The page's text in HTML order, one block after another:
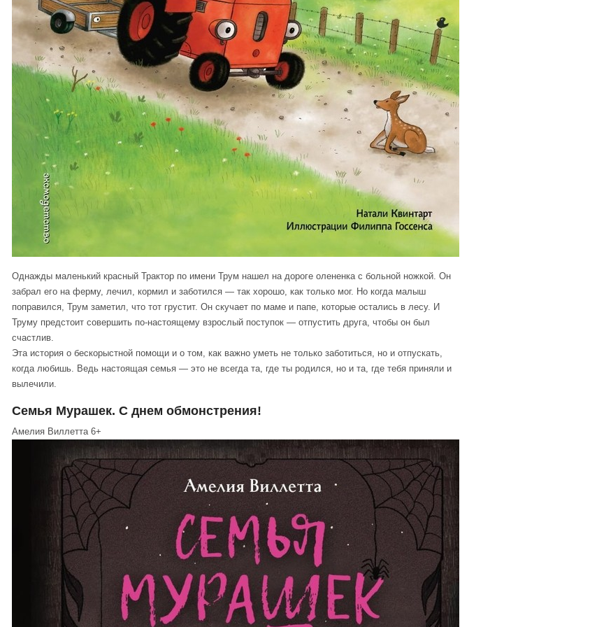
Однажды маленький красный Трактор по имени Трум нашел на дороге олененка с больной ножкой. Он
забрал его на ферму, лечил, кормил и заботился — так хорошо, как только мог. Но когда малыш
поправился, Трум заметил, что тот грустит. Он скучает по маме и папе, которые остались в лесу. И
Труму предстоит совершить по-настоящему взрослый поступок — отпустить друга, чтобы он был
счастлив.
Эта история о бескорыстной помощи и о том, как важно уметь не только заботиться, но и отпускать,
когда любишь. Ведь настоящая семья — это не всегда та, где ты родился, но и та, где тебя приняли и
вылечили.
Семья Мурашек. С днем обмонстрения!
Амелия Виллетта 6+